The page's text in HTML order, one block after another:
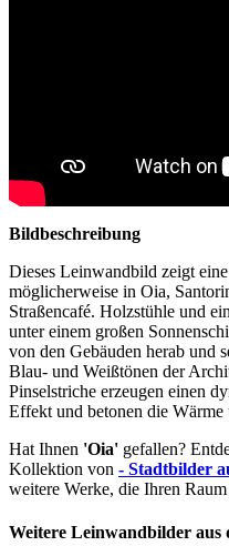
Bildbeschreibung
Dieses Leinwandbild zeigt
möglicherweise in Oia,
Straßencafé. Holzstühle und
unter einem großen
von den Gebäuden herab und
Blau- und Weißtönen der
Pinselstriche erzeugen einen
Effekt und betonen die Wärme
Hat Ihnen 'Oia' gefallen?
Kollektion von - Stadtbilder
weitere Werke, die Ihren
Weitere Leinwandbilder aus